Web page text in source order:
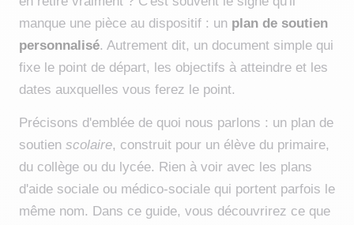
manque une pièce au dispositif : un plan de soutien
personnalisé. Autrement dit, un document simple qui
fixe le point de départ, les objectifs à atteindre et les
dates auxquelles vous ferez le point.
Précisons d'emblée de quoi nous parlons : un plan de
soutien scolaire, construit pour un élève du primaire,
du collège ou du lycée. Rien à voir avec les plans
d'aide sociale ou médico-sociale qui portent parfois le
même nom. Dans ce guide, vous découvrirez ce que